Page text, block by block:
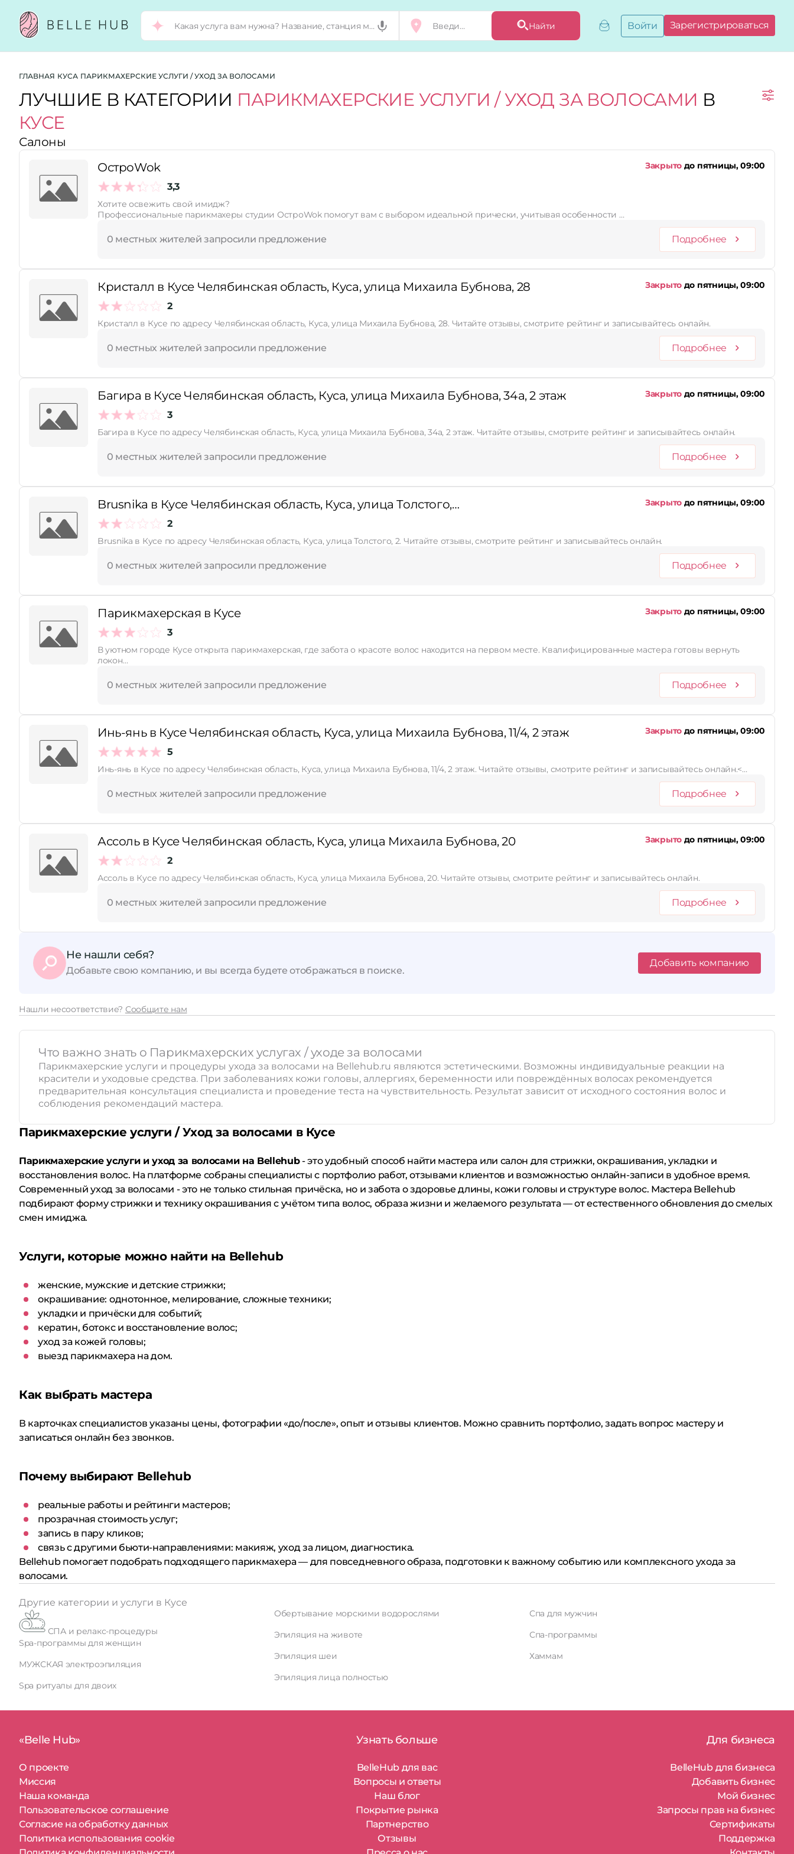
Найти
Добавить,
бизнес
Запросы
Войти Зарегистрироваться
Город:
Категории:
Стоимость услуг:
Применить
Сбросить
ГЛАВНАЯ КУСА ПАРИКМАХЕРСКИЕ УСЛУГИ / УХОД ЗА ВОЛОСАМИ
ЛУЧШИЕ В КАТЕГОРИИ ПАРИКМАХЕРСКИЕ УСЛУГИ / УХОД ЗА ВОЛОСАМИ В
КУСЕ
Салоны
ОстроWok
3,3
Закрыто до пятницы, 09:00
Хотите освежить свой имидж?
Профессиональные парикмахеры студии ОстроWok помогут вам с выбором идеальной прически, учитывая особенности …
0 местных жителей запросили предложение Подробнее
Кристалл в Кусе Челябинская область, Куса, улица Михаила Бубнова, 28
2
Закрыто до пятницы, 09:00
Кристалл в Кусе по адресу Челябинская область, Куса, улица Михаила Бубнова, 28. Читайте отзывы, смотрите рейтинг и записывайтесь онлайн.
0 местных жителей запросили предложение Подробнее
Багира в Кусе Челябинская область, Куса, улица Михаила Бубнова, 34а, 2 этаж
3
Закрыто до пятницы, 09:00
Багира в Кусе по адресу Челябинская область, Куса, улица Михаила Бубнова, 34а, 2 этаж. Читайте отзывы, смотрите рейтинг и записывайтесь онлайн.
0 местных жителей запросили предложение Подробнее
Brusnika в Кусе Челябинская область, Куса, улица Толстого, 2
2
Закрыто до пятницы, 09:00
Brusnika в Кусе по адресу Челябинская область, Куса, улица Толстого, 2. Читайте отзывы, смотрите рейтинг и записывайтесь онлайн.
0 местных жителей запросили предложение Подробнее
Парикмахерская в Кусе
3
Закрыто до пятницы, 09:00
В уютном городе Кусе открыта парикмахерская, где забота о красоте волос находится на первом месте. Квалифицированные мастера готовы вернуть
локон…
0 местных жителей запросили предложение Подробнее
Инь-янь в Кусе Челябинская область, Куса, улица Михаила Бубнова, 11/4, 2 этаж
5
Закрыто до пятницы, 09:00
Инь-янь в Кусе по адресу Челябинская область, Куса, улица Михаила Бубнова, 11/4, 2 этаж. Читайте отзывы, смотрите рейтинг и записывайтесь онлайн.<…
0 местных жителей запросили предложение Подробнее
Ассоль в Кусе Челябинская область, Куса, улица Михаила Бубнова, 20
2
Закрыто до пятницы, 09:00
Ассоль в Кусе по адресу Челябинская область, Куса, улица Михаила Бубнова, 20. Читайте отзывы, смотрите рейтинг и записывайтесь онлайн.
0 местных жителей запросили предложение Подробнее
Не нашли себя?
Добавьте свою компанию, и вы всегда будете отображаться в поиске.
Добавить компанию
Нашли несоответствие? Сообщите нам
Что важно знать о Парикмахерских услугах / уходе за волосами
Парикмахерские услуги и процедуры ухода за волосами на Bellehub.ru являются эстетическими. Возможны индивидуальные реакции на
красители и уходовые средства. При заболеваниях кожи головы, аллергиях, беременности или повреждённых волосах рекомендуется
предварительная консультация специалиста и проведение теста на чувствительность. Результат зависит от исходного состояния волос и
соблюдения рекомендаций мастера.
Парикмахерские услуги / Уход за волосами в Кусе
Парикмахерские услуги и уход за волосами на Bellehub- это удобный способ найти мастера или салон для стрижки, окрашивания, укладки и
восстановления волос. На платформе собраны специалисты с портфолио работ, отзывами клиентов и возможностью онлайн-записи в удобное время.
Современный уход за волосами - это не только стильная причёска, но и забота о здоровье длины, кожи головы и структуре волос. Мастера Bellehub
подбирают форму стрижки и технику окрашивания с учётом типа волос, образа жизни и желаемого результата — от естественного обновления до смелых
смен имиджа.
Услуги, которые можно найти на Bellehub
женские, мужские и детские стрижки;
окрашивание: однотонное, мелирование, сложные техники;
укладки и причёски для событий;
кератин, ботокс и восстановление волос;
уход за кожей головы;
выезд парикмахера на дом.
Как выбрать мастера
В карточках специалистов указаны цены, фотографии «до/после», опыт и отзывы клиентов. Можно сравнить портфолио, задать вопрос мастеру и
записаться онлайн без звонков.
Почему выбирают Bellehub
реальные работы и рейтинги мастеров;
прозрачная стоимость услуг;
запись в пару кликов;
связь с другими бьюти-направлениями: макияж, уход за лицом, диагностика.
Bellehub помогает подобрать подходящего парикмахера — для повседневного образа, подготовки к важному событию или комплексного ухода за
волосами.
Другие категории и услуги в Кусе
СПА и релакс-процедуры
Spa-программы для женщин
МУЖСКАЯ электроэпиляция
Spa ритуалы для двоих
Обертывание морскими водорослями
Эпиляция на животе
Эпиляция шеи
Эпиляция лица полностью
Спа для мужчин
Спа-программы
Хаммам
«Belle Hub»
О проекте
Миссия
Наша команда
Пользовательское соглашение
Согласие на обработку данных
Политика использования cookie
Узнать больше
BelleHub для вас
Вопросы и ответы
Наш блог
Покрытие рынка
Партнерство
Отзывы
Для бизнеса
BelleHub для бизнеса
Добавить бизнес
Мой бизнес
Запросы прав на бизнес
Сертификаты
Поддержка